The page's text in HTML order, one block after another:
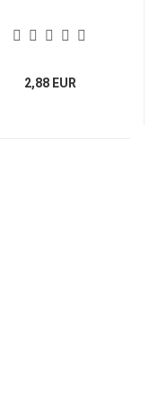
2,88 EUR